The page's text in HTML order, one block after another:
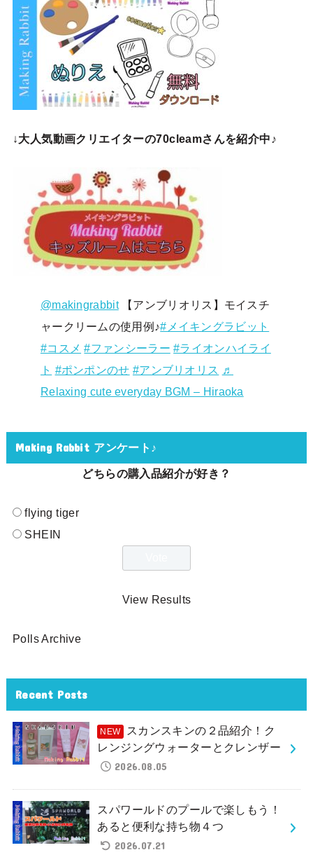
↓大人気動画クリエイターの70cleamさんを紹介中♪
@makingrabbit【アンブリオリス】モイスチ
ャークリームの使用例♪#メイキングラビット
#コスメ #ファンシーラー #ライオンハイライ
ト #ポンポンのせ #アンブリオリス ♬
Relaxing cute everyday BGM – Hiraoka
Making Rabbit アンケート♪
どちらの購入品紹介が好き？
flying tiger
SHEIN
View Results
Polls Archive
Recent Posts
スカンスキンの２品紹介！ク
レンジングウォーターとクレンザー
2026.08.05
スパワールドのプールで楽しもう！
あると便利な持ち物４つ
2026.07.21